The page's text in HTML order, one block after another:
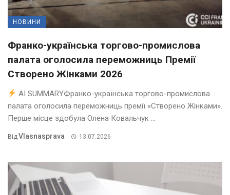
НОВИНИ
Франко-українська торгово-промислова
палата оголосила переможниць Премії
Створено Жінками 2026
AI SUMMARYФранко-українська торгово-промислова
палата оголосила переможниць премії «Створено Жінками».
Перше місце здобула Олена Ковальчук ...
Від Vlasnasprava 13.07.2026